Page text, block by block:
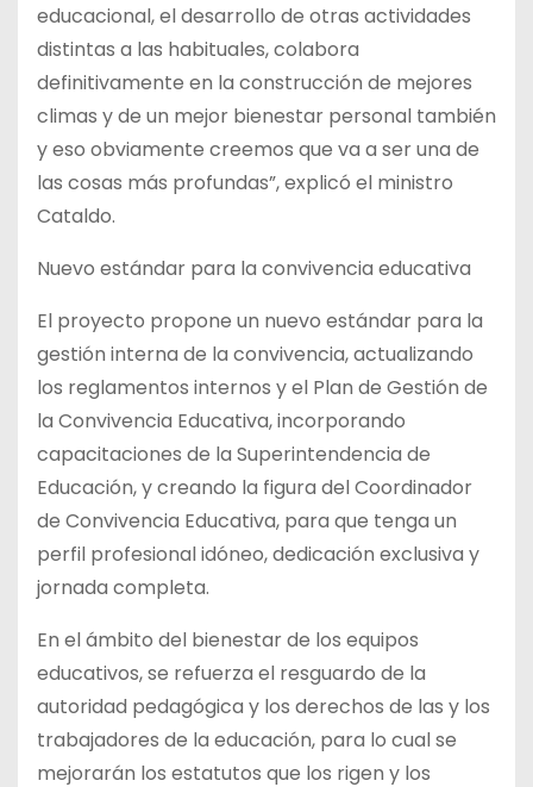
educacional, el desarrollo de otras actividades
distintas a las habituales, colabora
definitivamente en la construcción de mejores
climas y de un mejor bienestar personal también
y eso obviamente creemos que va a ser una de
las cosas más profundas”, explicó el ministro
Cataldo.
Nuevo estándar para la convivencia educativa
El proyecto propone un nuevo estándar para la
gestión interna de la convivencia, actualizando
los reglamentos internos y el Plan de Gestión de
la Convivencia Educativa, incorporando
capacitaciones de la Superintendencia de
Educación, y creando la figura del Coordinador
de Convivencia Educativa, para que tenga un
perfil profesional idóneo, dedicación exclusiva y
jornada completa.
En el ámbito del bienestar de los equipos
educativos, se refuerza el resguardo de la
autoridad pedagógica y los derechos de las y los
trabajadores de la educación, para lo cual se
mejorarán los estatutos que los rigen y los